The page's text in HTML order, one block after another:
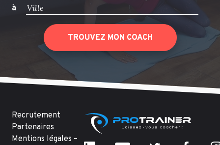
à
TROUVEZ MON COACH
Recrutement
Partenaires
Mentions légales –